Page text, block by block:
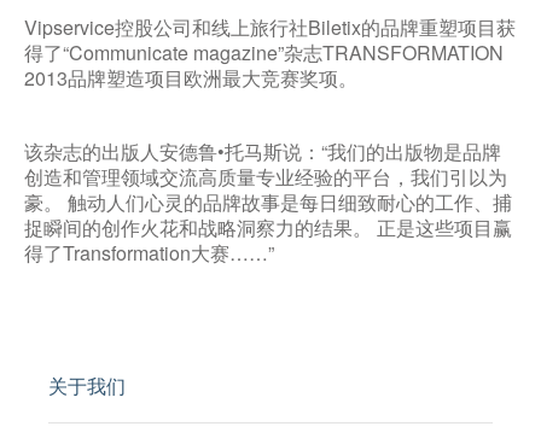
Vipservice控股公司和线上旅行社Biletix的品牌重塑项目获
得了“Communicate magazine”杂志TRANSFORMATION
2013品牌塑造项目欧洲最大竞赛奖项。
该杂志的出版人安德鲁•托马斯说：“我们的出版物是品牌
创造和管理领域交流高质量专业经验的平台，我们引以为
豪。 触动人们心灵的品牌故事是每日细致耐心的工作、捕
捉瞬间的创作火花和战略洞察力的结果。 正是这些项目赢
得了Transformation大赛……”
关于我们